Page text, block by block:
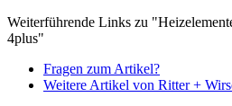
Weiterführende Links zu
4plus"
Fragen zum Artikel?
Weitere Artikel von Ritter +